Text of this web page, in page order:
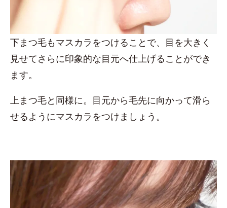
下まつ毛もマスカラをつけることで、目を大きく
見せてさらに印象的な目元へ仕上げることができ
ます。
上まつ毛と同様に。目元から毛先に向かって滑ら
せるようにマスカラをつけましょう。